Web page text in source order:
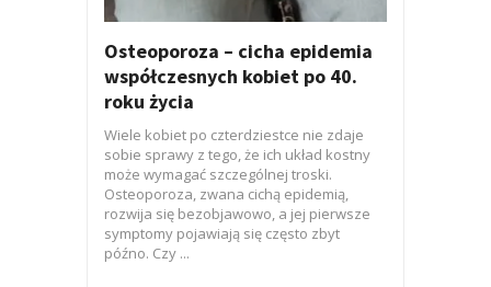
Osteoporoza – cicha epidemia
współczesnych kobiet po 40.
roku życia
Wiele kobiet po czterdziestce nie zdaje
sobie sprawy z tego, że ich układ kostny
może wymagać szczególnej troski.
Osteoporoza, zwana cichą epidemią,
rozwija się bezobjawowo, a jej pierwsze
symptomy pojawiają się często zbyt
późno. Czy ...